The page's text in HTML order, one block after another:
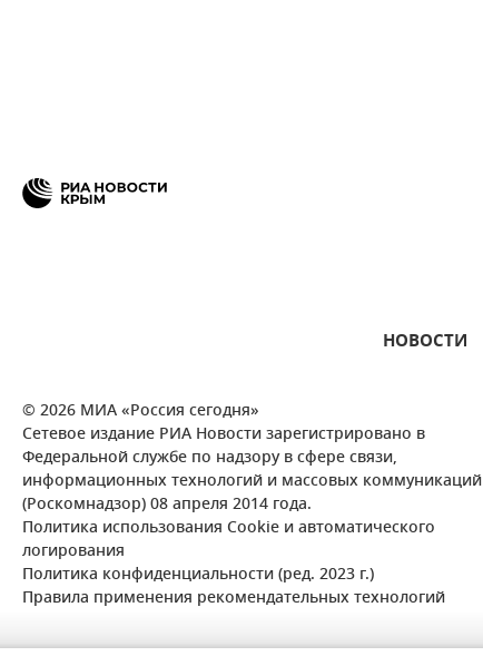
НОВОСТИ
© 2026 МИА «Россия сегодня»
Сетевое издание РИА Новости зарегистрировано в
Федеральной службе по надзору в сфере связи,
информационных технологий и массовых коммуникаций
(Роскомнадзор) 08 апреля 2014 года.
Политика использования Cookie и автоматического
логирования
Политика конфиденциальности (ред. 2023 г.)
Правила применения рекомендательных технологий